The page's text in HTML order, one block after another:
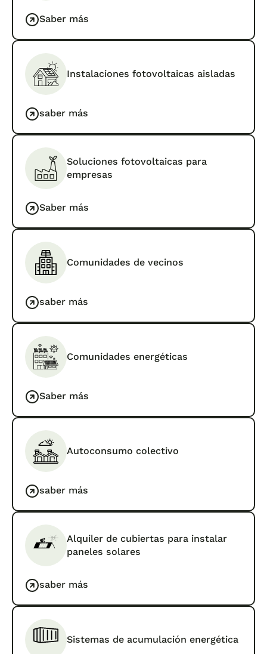
Saber más
Instalaciones fotovoltaicas aisladas
saber más
Soluciones fotovoltaicas para
empresas
Saber más
Comunidades de vecinos
saber más
Comunidades energéticas
Saber más
Autoconsumo colectivo
saber más
Alquiler de cubiertas para instalar
paneles solares
saber más
Sistemas de acumulación energética